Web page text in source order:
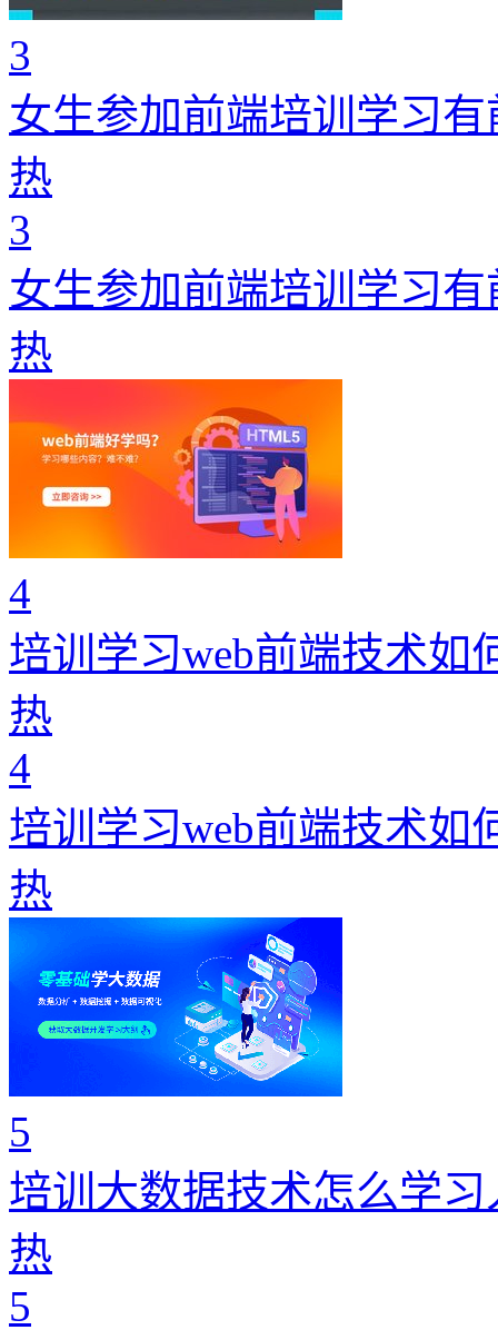
3
女生参加前端培训学习
热
3
女生参加前端培训学习
热
4
培训学习web前端技术如
热
4
培训学习web前端技术如
热
5
培训大数据技术怎么学
热
5